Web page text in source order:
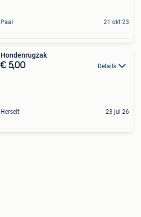
Paal 21 okt 23
Hondenrugzak
€ 5,00 Details
Herselt 23 jul 26